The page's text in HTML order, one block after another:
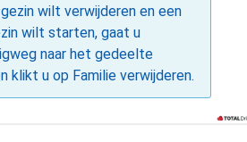
wilt verwijderen en een
wilt starten, gaat u
naar het gedeelte
klikt u op Familie verwijderen.